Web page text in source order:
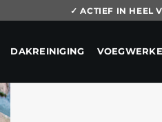
✓ ACTIEF IN HEEL
DAKREINIGING